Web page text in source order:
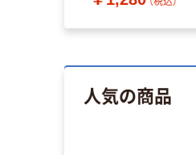
人気の商品